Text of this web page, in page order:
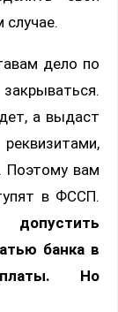
дело по
а выдаст
Поэтому вам
в ФССП.
банка в
Но